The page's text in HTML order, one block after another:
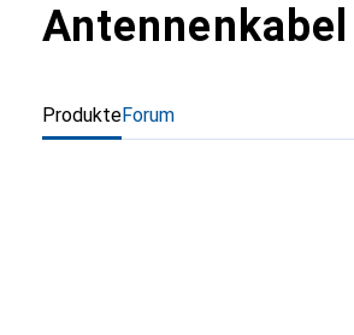
Antennenkabel
ProdukteForum